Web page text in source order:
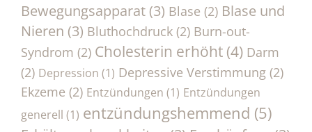
Bewegungsapparat (3) Blase (2) Blase und
Nieren (3) Bluthochdruck (2) Burn-out-
Syndrom (2) Cholesterin erhöht (4) Darm
(2) Depression (1) Depressive Verstimmung (2)
Ekzeme (2) Entzündungen (1) Entzündungen
generell (1) entzündungshemmend (5)